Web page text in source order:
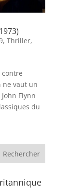
, Thriller,
contre
ne vaut un
Flynn
du